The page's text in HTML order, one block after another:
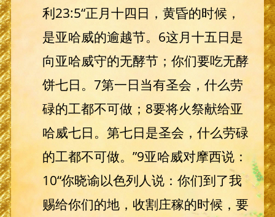
利23:5“正月十四日，黄昏的时候，
是亚哈威的逾越节。6这月十五日是
向亚哈威守的无酵节；你们要吃无酵
饼七日。7第一日当有圣会，什么劳
碌的工都不可做；8要将火祭献给亚
哈威七日。第七日是圣会，什么劳碌
的工都不可做。”9亚哈威对摩西说：
10“你晓谕以色列人说：你们到了我
赐给你们的地，收割庄稼的时候，要